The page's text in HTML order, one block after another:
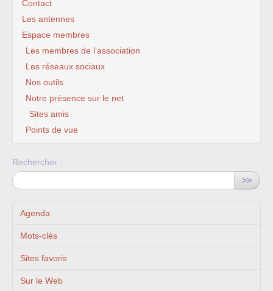
Contact
Les antennes
Espace membres
Les membres de l’association
Les réseaux sociaux
Nos outils
Notre présence sur le net
Sites amis
Points de vue
Rechercher :
>>
Agenda
Mots-clés
Sites favoris
Sur le Web